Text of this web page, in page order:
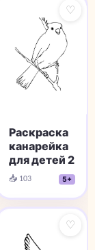
♡
Раскраска
канарейка
для детей 2
📥 103 5+
♡